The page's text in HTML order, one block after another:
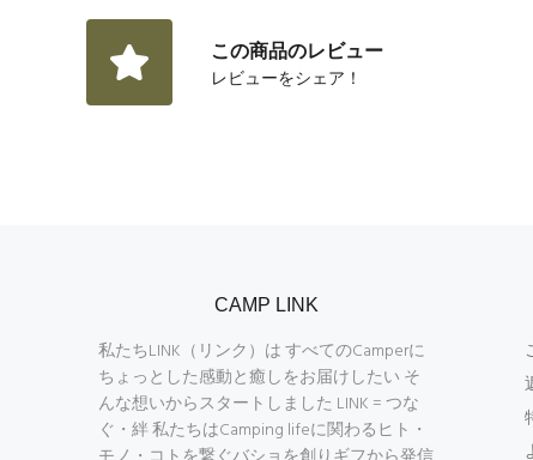
この商品のレビュー
レビューをシェア！
CAMP LINK
私たちLINK（リンク）は すべてのCamperに
ちょっとした感動と癒しをお届けしたい そ
んな想いからスタートしました LINK = つな
ぐ・絆 私たちはCamping lifeに関わるヒト・